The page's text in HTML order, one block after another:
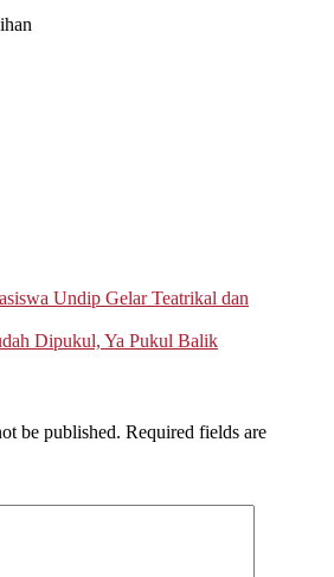
Undip Gelar Teatrikal dan
Dipukul, Ya Pukul Balik
be published. Required fields are